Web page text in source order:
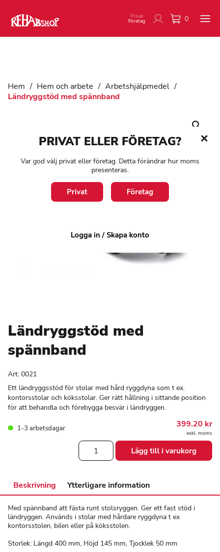
0
Privat
Företag
Hem / Hem och arbete / Arbetshjälpmedel /
Ländryggstöd med spännband
Ländryggstöd med
spännband
Art: 0021
Ett ländryggsstöd för stolar med hård ryggdyna som t ex.
kontorsstolar och köksstolar. Ger rätt hållning i sittande position
för att behandla och förebygga besvär i ländryggen.
1-3 arbetsdagar 399.20 kr
exkl. moms
Ländryggstöd
spännband
Lägg till i varukorg
Beskrivning Ytterligare information
Med spännband att fästa runt stolsryggen. Ger ett fast stöd i
ländryggen. Används i stolar med hårdare ryggdyna t ex
kontorsstolen, bilen eller på köksstolen.
Storlek: Längd 400 mm, Höjd 145 mm, Tjocklek 50 mm
PRIVAT ELLER FÖRETAG?
Var god välj privat eller företag. Detta förändrar hur moms
presenteras.
Privat Företag
Logga in / Skapa konto